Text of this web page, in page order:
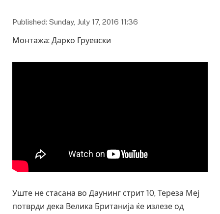
Published: Sunday, July 17, 2016 11:36
Монтажа: Дарко Груевски
Уште не стасана во Даунинг стрит 10, Тереза Меј
потврди дека Велика Британија ќе излезе од